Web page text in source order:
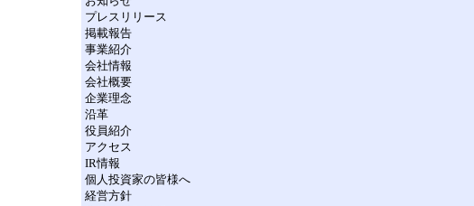
プレスリリース
掲載報告
事業紹介
会社情報
会社概要
企業理念
沿革
役員紹介
アクセス
IR情報
個人投資家の皆様へ
経営方針